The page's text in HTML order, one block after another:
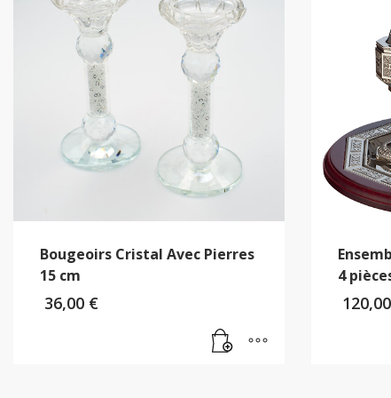
Bougeoirs Cristal Avec Pierres
15 cm
36,00 €
4
120,00